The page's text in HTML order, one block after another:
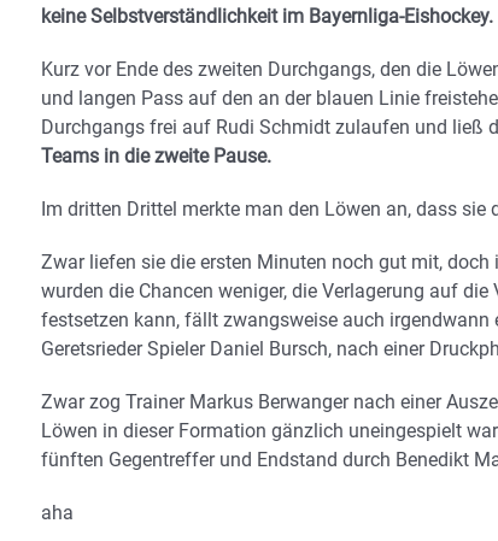
keine Selbstverständlichkeit im Bayernliga-Eishockey.
Kurz vor Ende des zweiten Durchgangs, den die
und langen Pass auf den an der blauen Linie
Durchgangs frei auf Rudi Schmidt zulaufen und ließ
Teams in die zweite Pause.
Im dritten Drittel merkte man den Löwen an, dass
Zwar liefen sie die ersten Minuten noch gut mit,
wurden die Chancen weniger, die Verlagerung auf
festsetzen kann, fällt zwangsweise auch
Geretsrieder Spieler Daniel Bursch, nach einer
Zwar zog Trainer Markus Berwanger nach einer
Löwen in dieser Formation gänzlich uneingespielt
fünften Gegentreffer und Endstand durch Benedikt
aha